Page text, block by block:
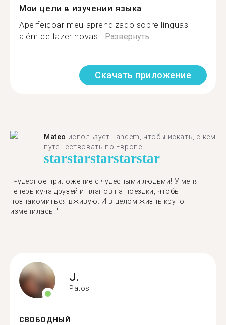
Мои цели в изучении языка
Aperfeiçoar meu aprendizado sobre línguas
além de fazer novas...Развернуть
Скачать приложение
Mateo использует Tandem, чтобы искать, с кем
путешествовать по Европе
starstarstarstarstar
"Чудесное приложение с чудесными людьми! У меня
теперь куча друзей и планов на поездки, чтобы
познакомиться вживую. И в целом жизнь круто
изменилась!"
J.
Patos
СВОБОДНЫЙ